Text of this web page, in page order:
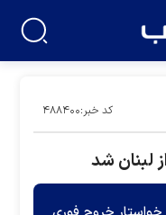
کد خبر:۴۸۸۴۰۰
لبنان شد